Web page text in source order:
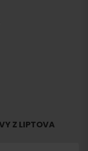
Z LIPTOVA